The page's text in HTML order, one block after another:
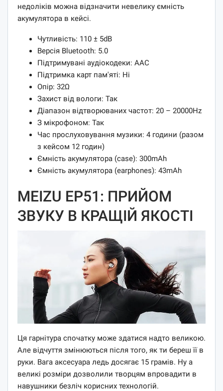
недоліків можна відзначити невелику ємність
акумулятора в кейсі.
Чутливість: 110 ± 5dB
Версія Bluetooth: 5.0
Підтримувані аудіокодеки: AAC
Підтримка карт пам'яті: Ні
Опір: 32Ω
Захист від вологи: Так
Діапазон відтворюваних частот: 20 – 20000Hz
З мікрофоном: Так
Час прослуховування музики: 4 години (разом
з кейсом 12 годин)
Ємність акумулятора (case): 300mAh
Ємність акумулятора (earphones): 43mAh
MEIZU EP51: ПРИЙОМ
ЗВУКУ В КРАЩІЙ ЯКОСТІ
Ця гарнітура спочатку може здатися надто великою.
Але відчуття змінюються після того, як ти береш її в
руки. Вага аксесуара ледь досягає 15 грамів. Ну а
великі розміри дозволили творцям впровадити в
навушники безліч корисних технологій.